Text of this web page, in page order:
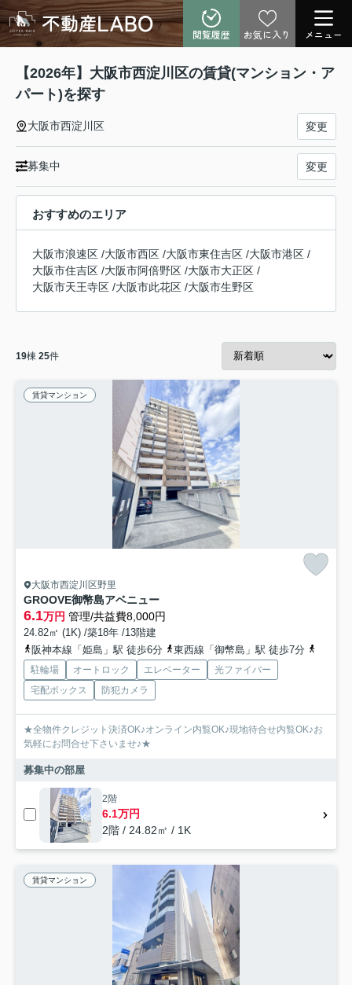
閲覧履歴 お気に入り メニュー
【2026年】大阪市西淀川区の賃貸(マンション・ア
パート)を探す
大阪市西淀川区 変更
募集中 変更
おすすめのエリア
大阪市浪速区 /大阪市西区 /大阪市東住吉区 /大阪市港区 /
大阪市住吉区 /大阪市阿倍野区 /大阪市大正区 /
大阪市天王寺区 /大阪市此花区 /大阪市生野区
19棟 25件
賃貸マンション
大阪市西淀川区野里
GROOVE御幣島アベニュー
6.1万円 管理/共益費8,000円
24.82㎡ (1K) /築18年 /13階建
阪神本線「姫島」駅 徒歩6分
東西線「御幣島」駅 徒歩7分
駐輪場 オートロック エレベーター
光ファイバー
宅配ボックス
防犯カメラ
★全物件クレジット決済OK♪オンライン内覧OK♪現地待合せ内覧OK♪お
気軽にお問合せ下さいませ♪★
募集中の部屋
2階
6.1万円
2階 / 24.82㎡ / 1K
賃貸マンション